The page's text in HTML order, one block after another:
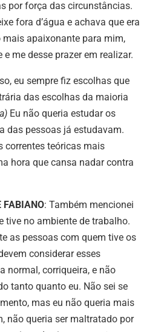
por força das circunstâncias.
fora d’água e achava que era
mais apaixonante para mim,
me desse prazer em realizar.
eu sempre fiz escolhas que
das escolhas da maioria
Eu não queria estudar os
das pessoas já estudavam.
correntes teóricas mais
hora que cansa nadar contra
FABIANO: Também mencionei
tive no ambiente de trabalho.
as pessoas com quem tive os
considerar esses
normal, corriqueira, e não
tanto quanto eu. Não sei se
mas eu não queria mais
não queria ser maltratado por